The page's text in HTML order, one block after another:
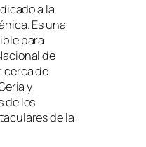
a la
Es una
para
de
cerca de
y
de los
de la